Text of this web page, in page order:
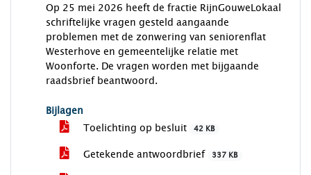
Op 25 mei 2026 heeft de fractie RijnGouweLokaal
schriftelijke vragen gesteld aangaande
problemen met de zonwering van seniorenflat
Westerhove en gemeentelijke relatie met
Woonforte. De vragen worden met bijgaande
raadsbrief beantwoord.
Bijlagen
Toelichting op besluit
42 KB
Getekende antwoordbrief 337 KB